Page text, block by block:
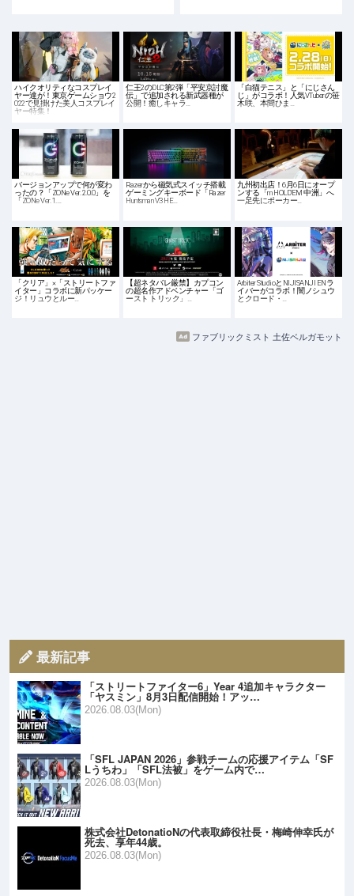
ハイクオリティなコスプレイ
ヤー達が！東京ゲームショウ2
022で見掛けた美人コスプレイ
ヤー特集！
仁王2のDLC第2弾「平安京討魔
伝」で追加される新武器種が
公開！癒しキャラ…
「白猫テニス」と「にじさん
じ」がコラボ！人気VTuberの笹
木咲、本間ひま…
バージョンアップで何が変わ
ったの？「ZONe Ver. 2.0.0」を
「ZONe Ver. 1.…
Razerから磁気式スイッチ搭載
ゲーミングキーボード「Razer
Huntsman V3 HE…
九州初出店！6月6日にオープ
ンする「m HOLD'EM 中洲」へ
一足先にポーカー…
「クリア」×「ストリートファ
イター」コラボに新パッケー
ジ！リュウとルー…
【超ネタバレ厳禁】カプコン
の超名作アドベンチャー「ゴ
ースト トリック」…
Arbiter StudioとNIJISANJI ENラ
イバーがコラボ！闇ノシュウ
とクロード・…
ファブリックミスト 土佐ベルガモット
最新記事
「ストリートファイター6」Year 4追加キャラクター
「ヤスミン」8月3日配信開始！アッ…
2026.08.03(Mon)
「SFL JAPAN 2026」参戦チームの応援アイテム「SF
Lうちわ」「SFL法被」をゲーム内で…
2026.08.03(Mon)
株式会社DetonatioNの代表取締役社長・梅崎伸幸氏が
死去、享年44歳。
2026.08.03(Mon)